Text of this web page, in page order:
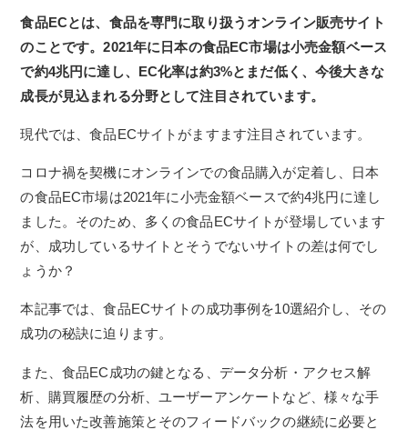
食品ECとは、食品を専門に取り扱うオンライン販売サイト
のことです。2021年に日本の食品EC市場は小売金額ベース
で約4兆円に達し、EC化率は約3%とまだ低く、今後大きな
成長が見込まれる分野として注目されています。
現代では、食品ECサイトがますます注目されています。
コロナ禍を契機にオンラインでの食品購入が定着し、日本
の食品EC市場は2021年に小売金額ベースで約4兆円に達し
ました。そのため、多くの食品ECサイトが登場しています
が、成功しているサイトとそうでないサイトの差は何でし
ょうか？
本記事では、食品ECサイトの成功事例を10選紹介し、その
成功の秘訣に迫ります。
また、食品EC成功の鍵となる、データ分析・アクセス解
析、購買履歴の分析、ユーザーアンケートなど、様々な手
法を用いた改善施策とそのフィードバックの継続に必要と